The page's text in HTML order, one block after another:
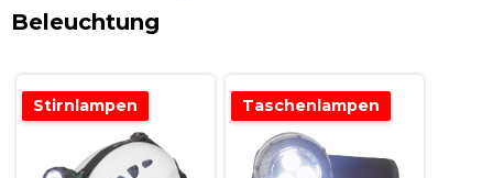
Beleuchtung
Stirnlampen Taschenlampen